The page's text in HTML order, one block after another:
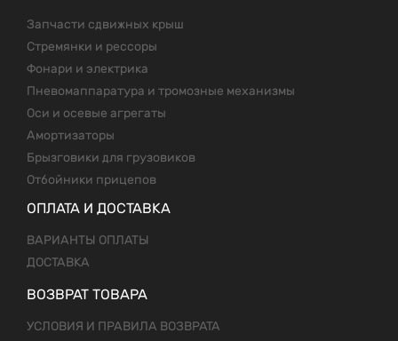
Запчасти сдвижных крыш
Стремянки и рессоры
Фонари и электрика
Пневомаппаратура и тромозные механизмы
Оси и осевые агрегаты
Амортизаторы
Брызговики для грузовиков
Отбойники прицепов
ОПЛАТА И ДОСТАВКА
ВАРИАНТЫ ОПЛАТЫ
ДОСТАВКА
ВОЗВРАТ ТОВАРА
УСЛОВИЯ И ПРАВИЛА ВОЗВРАТА